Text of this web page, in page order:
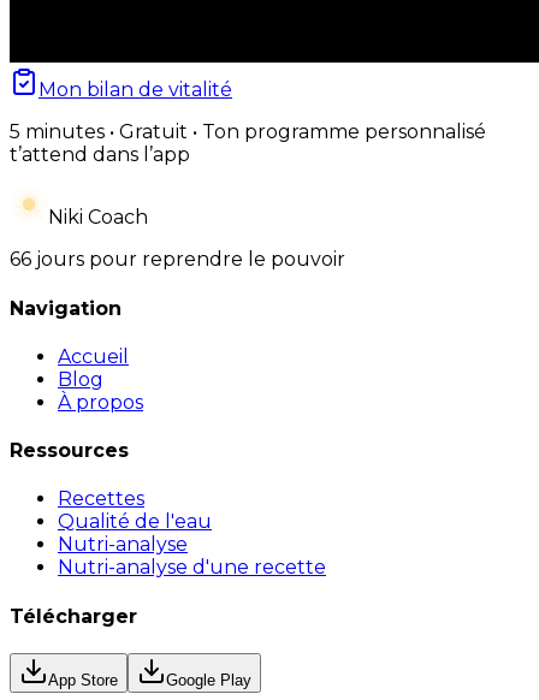
Mon bilan de vitalité
5 minutes • Gratuit • Ton programme personnalisé
t’attend dans l’app
Niki Coach
66 jours pour reprendre le pouvoir
Navigation
Accueil
Blog
À propos
Ressources
Recettes
Qualité de l'eau
Nutri-analyse
Nutri-analyse d'une recette
Télécharger
App Store Google Play